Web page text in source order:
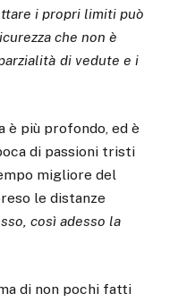
i propri limiti può
che non è
di vedute e i
è più profondo, ed è
di passioni tristi
migliore del
le distanze
così adesso la
di non pochi fatti